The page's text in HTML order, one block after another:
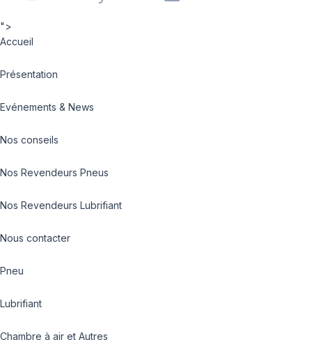
">
Accueil
Présentation
Evénements & News
Nos conseils
Nos Revendeurs Pneus
Nos Revendeurs Lubrifiant
Nous contacter
Pneu
Lubrifiant
Chambre à air et Autres